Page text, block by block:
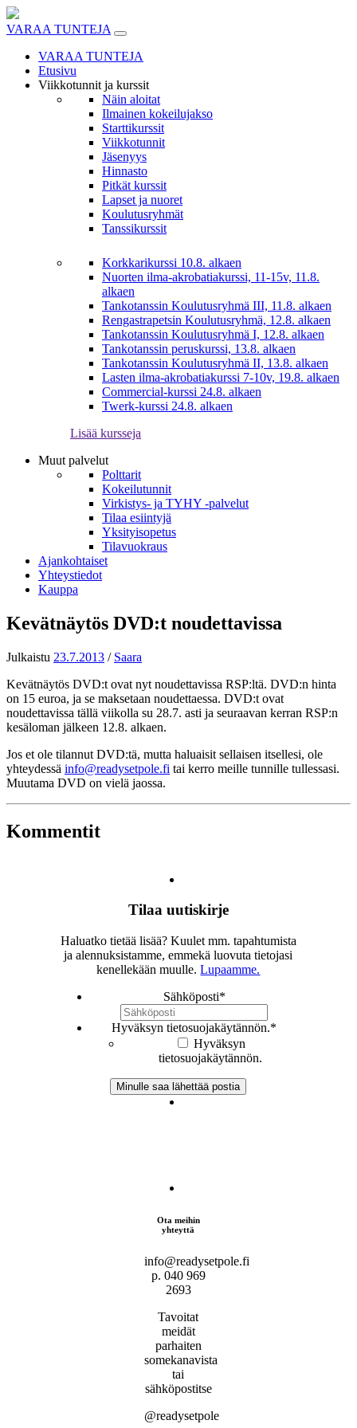
Skip
to
VARAA TUNTEJA
VARAA TUNTEJA
Etusivu
Viikkotunnit ja kurssit
Näin aloitat
Ilmainen kokeilujakso
Starttikurssit
Viikkotunnit
Jäsenyys
Hinnasto
Pitkät kurssit
Lapset ja nuoret
Koulutusryhmät
Tanssikurssit
Korkkarikurssi 10.8. alkaen
Nuorten ilma-akrobatiakurssi, 11-15v, 11.8.
alkaen
Tankotanssin Koulutusryhmä III, 11.8. alkaen
Rengastrapetsin Koulutusryhmä, 12.8. alkaen
Tankotanssin Koulutusryhmä I, 12.8. alkaen
Tankotanssin peruskurssi, 13.8. alkaen
Tankotanssin Koulutusryhmä II, 13.8. alkaen
Lasten ilma-akrobatiakurssi 7-10v, 19.8. alkaen
Commercial-kurssi 24.8. alkaen
Twerk-kurssi 24.8. alkaen
Lisää kursseja
Muut palvelut
Polttarit
Kokeilutunnit
Virkistys- ja TYHY -palvelut
Tilaa esiintyjä
Yksityisopetus
Tilavuokraus
Ajankohtaiset
Yhteystiedot
Kauppa
Kevätnäytös DVD:t noudettavissa
Julkaistu 23.7.2013 / Saara
Kevätnäytös DVD:t ovat nyt noudettavissa RSP:ltä. DVD:n hinta
on 15 euroa, ja se maksetaan noudettaessa. DVD:t ovat
noudettavissa tällä viikolla su 28.7. asti ja seuraavan kerran RSP:n
kesäloman jälkeen 12.8. alkaen.
Jos et ole tilannut DVD:tä, mutta haluaisit sellaisen itsellesi, ole
yhteydessä info@readysetpole.fi tai kerro meille tunnille tullessasi.
Muutama DVD on vielä jaossa.
Kommentit
Tilaa uutiskirje
Haluatko tietää lisää? Kuulet mm. tapahtumista
ja alennuksistamme, emmekä luovuta tietojasi
kenellekään muulle.Lupaamme.
Sähköposti*
Hyväksyn tietosuojakäytännön.*
Hyväksyn
tietosuojakäytännön.
Ota meihin
yhteyttä
info@readysetpole.fi
p. 040 969
2693
Tavoitat
meidät
parhaiten
somekanavista
tai
sähköpostitse
@readysetpole